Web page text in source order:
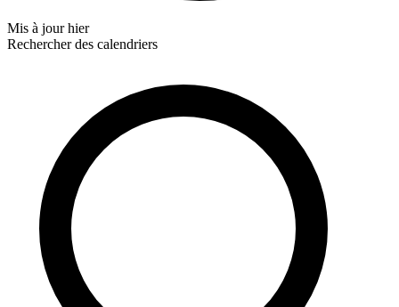
Mis à jour hier
Rechercher des calendriers